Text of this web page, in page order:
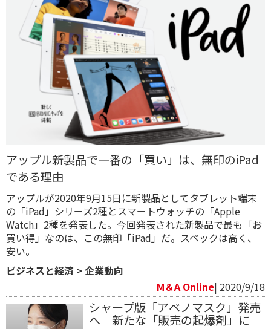
アップル新製品で一番の「買い」は、無印のiPad
である理由
アップルが2020年9月15日に新製品としてタブレット端末
の「iPad」シリーズ2種とスマートウォッチの「Apple
Watch」2種を発表した。今回発表された新製品で最も「お
買い得」なのは、この無印「iPad」だ。スペックは高く、
安い。
ビジネスと経済 > 企業動向
M＆A Online| 2020/9/18
シャープ版「アベノマスク」発売
へ 新たな「販売の起爆剤」に